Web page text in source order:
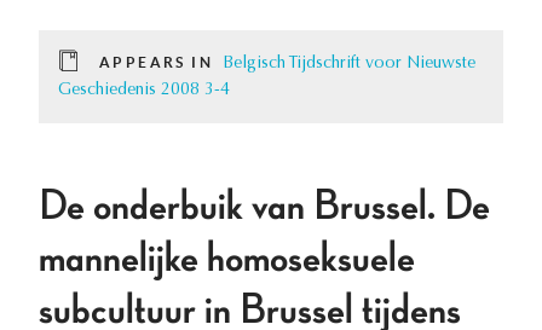
APPEARS IN
Belgisch Tijdschrift voor Nieuwste
Geschiedenis 2008 3-4
De onderbuik van Brussel. De
mannelijke homoseksuele
subcultuur in Brussel tijdens